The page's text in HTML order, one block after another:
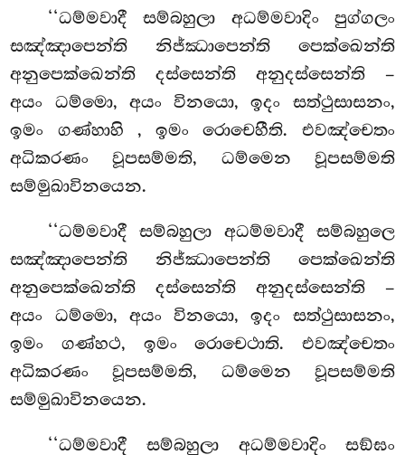
‘‘ධම්මවාදී සම්බහුලා අධම්මවාදිං පුග්ගලං
සඤ්ඤාපෙන්ති නිජ්ඣාපෙන්ති පෙක්ඛෙන්ති
අනුපෙක්ඛෙන්ති දස්සෙන්ති අනුදස්සෙන්ති –
අයං ධම්මො, අයං විනයො, ඉදං සත්ථුසාසනං,
ඉමං ගණ්හාහි , ඉමං රොචෙහීති. එවඤ්චෙතං
අධිකරණං වූපසම්මති, ධම්මෙන වූපසම්මති
සම්මුඛාවිනයෙන.
‘‘ධම්මවාදී සම්බහුලා අධම්මවාදී සම්බහුලෙ
සඤ්ඤාපෙන්ති නිජ්ඣාපෙන්ති පෙක්ඛෙන්ති
අනුපෙක්ඛෙන්ති දස්සෙන්ති අනුදස්සෙන්ති –
අයං ධම්මො, අයං විනයො, ඉදං සත්ථුසාසනං,
ඉමං ගණ්හථ, ඉමං රොචෙථාති. එවඤ්චෙතං
අධිකරණං වූපසම්මති, ධම්මෙන වූපසම්මති
සම්මුඛාවිනයෙන.
‘‘ධම්මවාදී සම්බහුලා අධම්මවාදිං සඞ්ඝං